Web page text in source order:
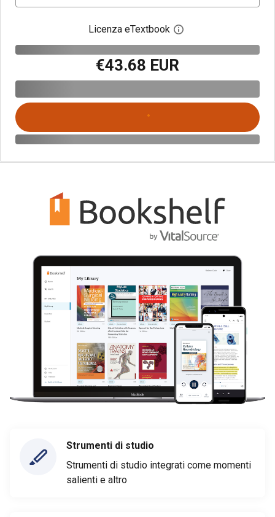
Licenza eTextbook Apri la finestra di
€43.68 EUR
Strumenti di studio
Strumenti di studio integrati come momenti
salienti e altro